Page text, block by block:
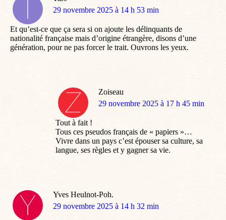
dit
29 novembre 2025 à 14 h 53 min
Et qu’est-ce que ça sera si on ajoute les délinquants de
nationalité française mais d’origine étrangère, disons d’une
génération, pour ne pas forcer le trait. Ouvrons les yeux.
Zoiseau
dit
29 novembre 2025 à 17 h 45 min
Tout à fait !
Tous ces pseudos français de « papiers »…
Vivre dans un pays c’est épouser sa culture, sa
langue, ses règles et y gagner sa vie.
Yves Heulnot-Poh.
dit
29 novembre 2025 à 14 h 32 min